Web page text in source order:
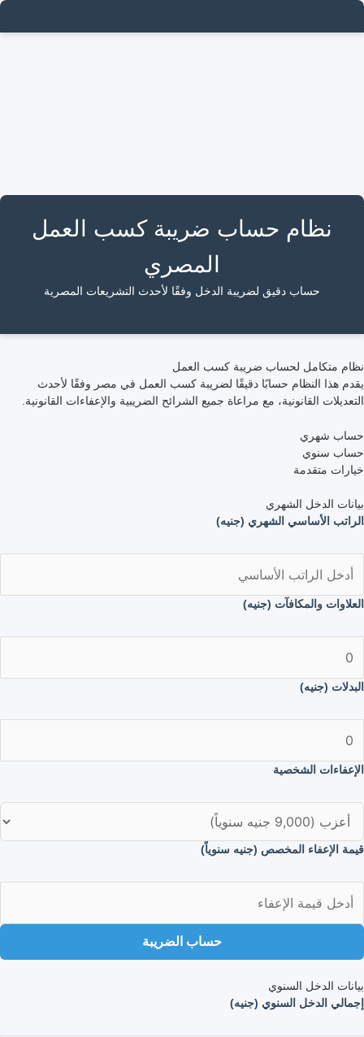
Skip
نظام حساب ضريبة كسب العمل
المصري
حساب دقيق لضريبة الدخل وفقًا لأحدث التشريعات المصرية
نظام متكامل لحساب ضريبة كسب العمل
يقدم هذا النظام حسابًا دقيقًا لضريبة كسب العمل في مصر وفقًا لأحدث
التعديلات القانونية، مع مراعاة جميع الشرائح الضريبية والإعفاءات القانونية.
حساب شهري
حساب سنوي
خيارات متقدمة
بيانات الدخل الشهري
الراتب الأساسي الشهري (جنيه)
العلاوات والمكافآت (جنيه)
البدلات (جنيه)
الإعفاءات الشخصية
قيمة الإعفاء المخصص (جنيه سنوياً)
حساب الضريبة
بيانات الدخل السنوي
إجمالي الدخل السنوي (جنيه)